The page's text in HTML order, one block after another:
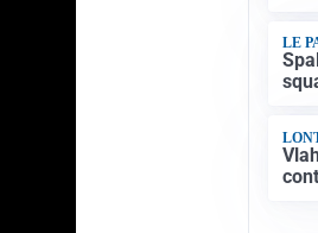
LE